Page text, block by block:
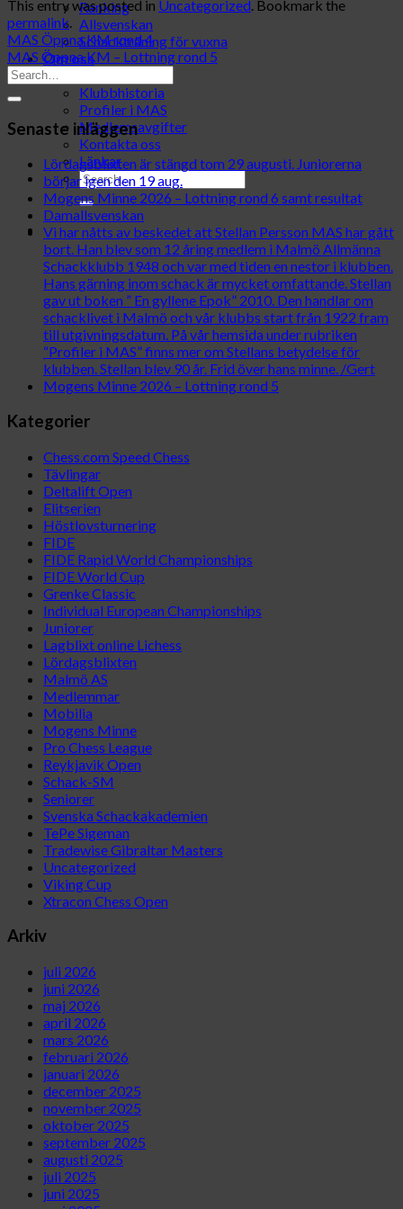
Ranking
Allsvenskan
Schackträning för vuxna
Om oss
Klubbhistoria
Profiler i MAS
Medlemsavgifter
Kontakta oss
Länkar
This entry was posted in Uncategorized. Bookmark the
permalink.
MAS Öppna KM rond 4
MAS Öppna KM – Lottning rond 5
Senaste inläggen
Lördagsblixten är stängd tom 29 augusti. Juniorerna
börjar igen den 19 aug.
Mogens Minne 2026 – Lottning rond 6 samt resultat
Damallsvenskan
Vi har nåtts av beskedet att Stellan Persson MAS har gått
bort. Han blev som 12 åring medlem i Malmö Allmänna
Schackklubb 1948 och var med tiden en nestor i klubben.
Hans gärning inom schack är mycket omfattande. Stellan
gav ut boken ” En gyllene Epok” 2010. Den handlar om
schacklivet i Malmö och vår klubbs start från 1922 fram
till utgivningsdatum. På vår hemsida under rubriken
“Profiler i MAS” finns mer om Stellans betydelse för
klubben. Stellan blev 90 år. Frid över hans minne. /Gert
Mogens Minne 2026 – Lottning rond 5
Kategorier
Chess.com Speed Chess
Tävlingar
Deltalift Open
Elitserien
Höstlovsturnering
FIDE
FIDE Rapid World Championships
FIDE World Cup
Grenke Classic
Individual European Championships
Juniorer
Lagblixt online Lichess
Lördagsblixten
Malmö AS
Medlemmar
Mobilia
Mogens Minne
Pro Chess League
Reykjavik Open
Schack-SM
Seniorer
Svenska Schackakademien
TePe Sigeman
Tradewise Gibraltar Masters
Uncategorized
Viking Cup
Xtracon Chess Open
Arkiv
juli 2026
juni 2026
maj 2026
april 2026
mars 2026
februari 2026
januari 2026
december 2025
november 2025
oktober 2025
september 2025
augusti 2025
juli 2025
juni 2025